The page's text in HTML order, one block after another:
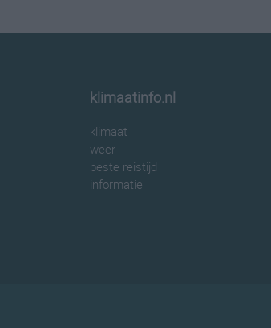
klimaatinfo.nl
klimaat
weer
beste reistijd
informatie